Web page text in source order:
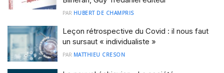
PAR HUBERT DE CHAMPRIS
Leçon rétrospective du Covid : il nous faut
un sursaut « individualiste »
PAR MATTHIEU CRESON